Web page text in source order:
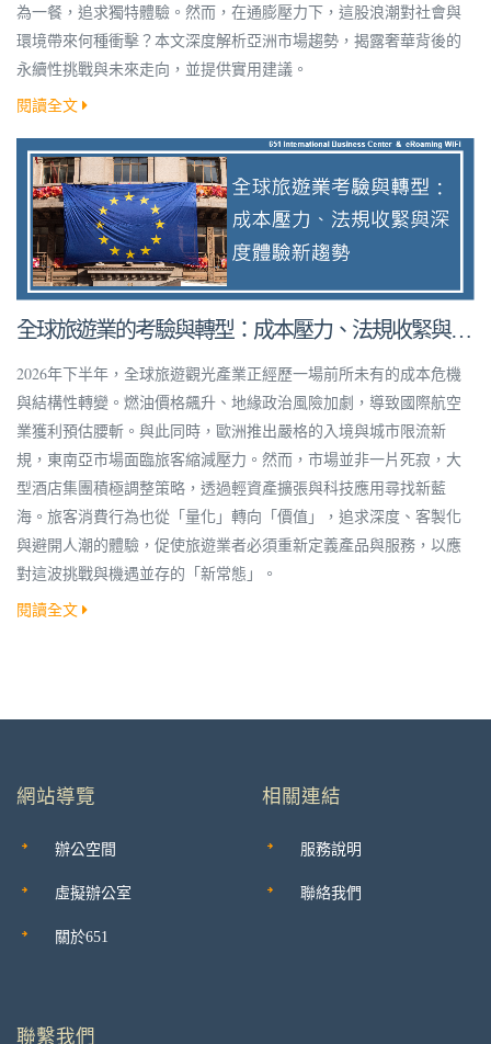
為一餐，追求獨特體驗。然而，在通膨壓力下，這股浪潮對社會與
環境帶來何種衝擊？本文深度解析亞洲市場趨勢，揭露奢華背後的
永續性挑戰與未來走向，並提供實用建議。
閱讀全文
全球旅遊業的考驗與轉型：成本壓力、法規收緊與深
度體驗新趨勢
2026年下半年，全球旅遊觀光產業正經歷一場前所未有的成本危機
與結構性轉變。燃油價格飆升、地緣政治風險加劇，導致國際航空
業獲利預估腰斬。與此同時，歐洲推出嚴格的入境與城市限流新
規，東南亞市場面臨旅客縮減壓力。然而，市場並非一片死寂，大
型酒店集團積極調整策略，透過輕資產擴張與科技應用尋找新藍
海。旅客消費行為也從「量化」轉向「價值」，追求深度、客製化
與避開人潮的體驗，促使旅遊業者必須重新定義產品與服務，以應
對這波挑戰與機遇並存的「新常態」。
閱讀全文
網站導覽
辦公空間
虛擬辦公室
關於651
相關連結
服務說明
聯絡我們
聯繫我們